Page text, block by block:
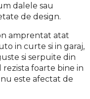
dalele sau
de design.
amprentat atat
in curte si in garaj,
si serpuite din
rezista foarte bine in
este afectat de